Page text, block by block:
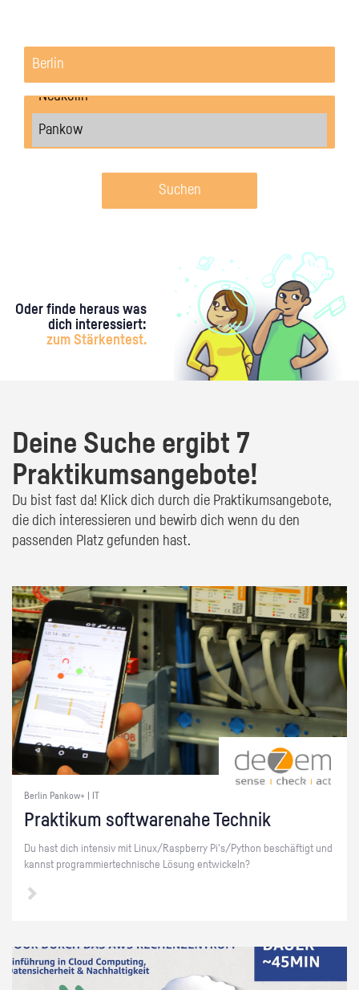
Suchen
Oder finde heraus was
dich interessiert:
zum Stärkentest.
Deine Suche ergibt 7
Praktikumsangebote!
Du bist fast da! Klick dich durch die Praktikumsangebote,
die dich interessieren und bewirb dich wenn du den
passenden Platz gefunden hast.
Berlin Pankow+ | IT
Prak­ti­kum soft­ware­na­he Tech­nik
Du hast dich in­ten­siv mit Linux/Raspber­ry Pi's/Py­thon be­schäf­tigt und
kannst pro­gram­mier­tech­ni­sche Lö­sung ent­wi­ckeln?